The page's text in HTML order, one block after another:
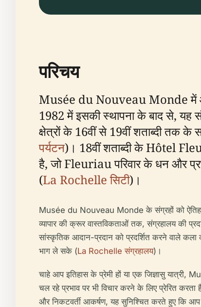
परिचय
Musée du Nouveau Monde में
1982 में इसकी स्थापना के बाद से, यह
क्षेत्रों के 16वीं से 19वीं शताब्दी तक
पर्यटन)। 18वीं शताब्दी के Hôtel
है, जो Fleuriau परिवार के धन और
(La Rochelle सिटी)।
Musée du Nouveau Monde के संग्रहों को
व्यापार की क्रूर वास्तविकताओं तक, संग्रहालय की
सांस्कृतिक आदान-प्रदान को प्रदर्शित करने वाले कला
भाग ले सके (La Rochelle संग्रहालय)।
चाहे आप इतिहास के प्रेमी हों या एक जिज्ञासु
चल रहे प्रभाव पर भी विचार करने के लिए प्रेरित
और निकटवर्ती आकर्षण, यह सुनिश्चित करते हुए कि